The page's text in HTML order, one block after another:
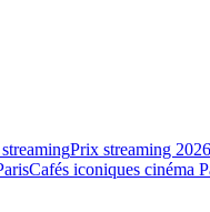
Prix streaming 2026
Cafés iconiques cinéma